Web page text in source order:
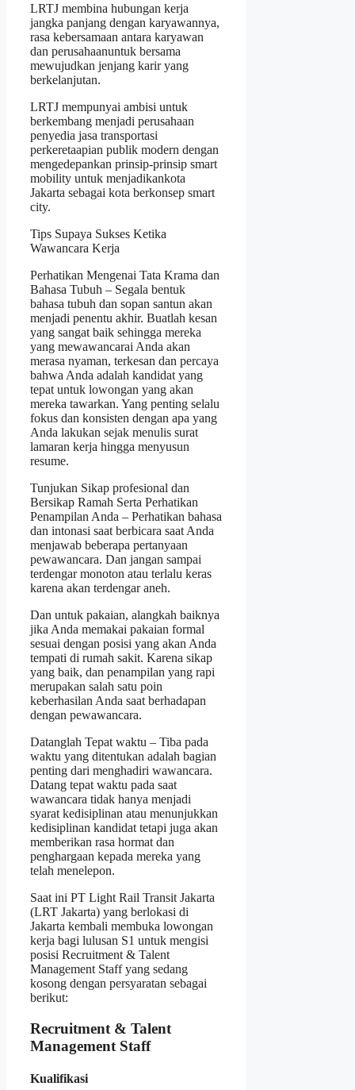
LRTJ membina hubungan kerja
jangka panjang dengan karyawannya,
rasa kebersamaan antara karyawan
dan perusahaanuntuk bersama
mewujudkan jenjang karir yang
berkelanjutan.
LRTJ mempunyai ambisi untuk
berkembang menjadi perusahaan
penyedia jasa transportasi
perkeretaapian publik modern dengan
mengedepankan prinsip-prinsip smart
mobility untuk menjadikankota
Jakarta sebagai kota berkonsep smart
city.
Tips Supaya Sukses Ketika
Wawancara Kerja
Perhatikan Mengenai Tata Krama dan
Bahasa Tubuh – Segala bentuk
bahasa tubuh dan sopan santun akan
menjadi penentu akhir. Buatlah kesan
yang sangat baik sehingga mereka
yang mewawancarai Anda akan
merasa nyaman, terkesan dan percaya
bahwa Anda adalah kandidat yang
tepat untuk lowongan yang akan
mereka tawarkan. Yang penting selalu
fokus dan konsisten dengan apa yang
Anda lakukan sejak menulis surat
lamaran kerja hingga menyusun
resume.
Tunjukan Sikap profesional dan
Bersikap Ramah Serta Perhatikan
Penampilan Anda – Perhatikan bahasa
dan intonasi saat berbicara saat Anda
menjawab beberapa pertanyaan
pewawancara. Dan jangan sampai
terdengar monoton atau terlalu keras
karena akan terdengar aneh.
Dan untuk pakaian, alangkah baiknya
jika Anda memakai pakaian formal
sesuai dengan posisi yang akan Anda
tempati di rumah sakit. Karena sikap
yang baik, dan penampilan yang rapi
merupakan salah satu poin
keberhasilan Anda saat berhadapan
dengan pewawancara.
Datanglah Tepat waktu – Tiba pada
waktu yang ditentukan adalah bagian
penting dari menghadiri wawancara.
Datang tepat waktu pada saat
wawancara tidak hanya menjadi
syarat kedisiplinan atau menunjukkan
kedisiplinan kandidat tetapi juga akan
memberikan rasa hormat dan
penghargaan kepada mereka yang
telah menelepon.
Saat ini PT Light Rail Transit Jakarta
(LRT Jakarta) yang berlokasi di
Jakarta kembali membuka lowongan
kerja bagi lulusan S1 untuk mengisi
posisi Recruitment & Talent
Management Staff yang sedang
kosong dengan persyaratan sebagai
berikut:
Recruitment & Talent
Management Staff
Kualifikasi